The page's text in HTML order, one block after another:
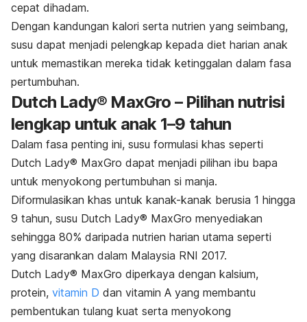
cepat dihadam.
Dengan kandungan kalori serta nutrien yang seimbang,
susu dapat menjadi pelengkap kepada diet harian anak
untuk memastikan mereka tidak ketinggalan dalam fasa
pertumbuhan.
Dutch Lady® MaxGro – Pilihan nutrisi
lengkap untuk anak 1–9 tahun
Dalam fasa penting ini, susu formulasi khas seperti
Dutch Lady® MaxGro dapat menjadi pilihan ibu bapa
untuk menyokong pertumbuhan si manja.
Diformulasikan khas untuk kanak-kanak berusia 1 hingga
9 tahun, susu Dutch Lady® MaxGro menyediakan
sehingga 80% daripada nutrien harian utama seperti
yang disarankan dalam Malaysia RNI 2017.
Dutch Lady® MaxGro diperkaya dengan kalsium,
protein, vitamin D dan vitamin A yang membantu
pembentukan tulang kuat serta menyokong